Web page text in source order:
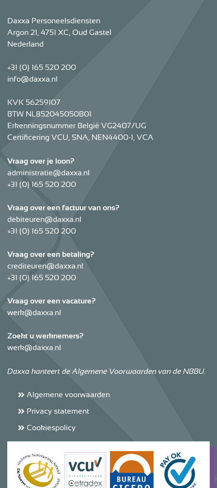
Daxxa Personeelsdiensten
Argon 21, 4751 XC, Oud Gastel
Nederland
+31 (0) 165 520 200
info@daxxa.nl
KVK 56259107
BTW NL852045050B01
Erkenningsnummer België VG2407/UG
Certificering VCU, SNA, NEN4400-1, VCA
Vraag over je loon?
administratie@daxxa.nl
+31 (0) 165 520 200
Vraag over een factuur van ons?
debiteuren@daxxa.nl
+31 (0) 165 520 200
Vraag over een betaling?
crediteuren@daxxa.nl
+31 (0) 165 520 200
Vraag over een vacature?
werk@daxxa.nl
Zoekt u werknemers?
werk@daxxa.nl
Daxxa hanteert de Algemene Voorwaarden van de NBBU.
Algemene voorwaarden
Privacy statement
Cookiespolicy